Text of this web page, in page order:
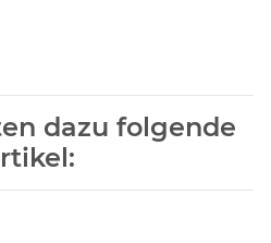
dazu folgende